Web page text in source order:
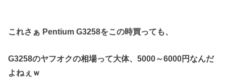
これさぁ Pentium G3258をこの時買っても、
G3258のヤフオクの相場って大体、5000～6000円なんだ
よねぇｗ